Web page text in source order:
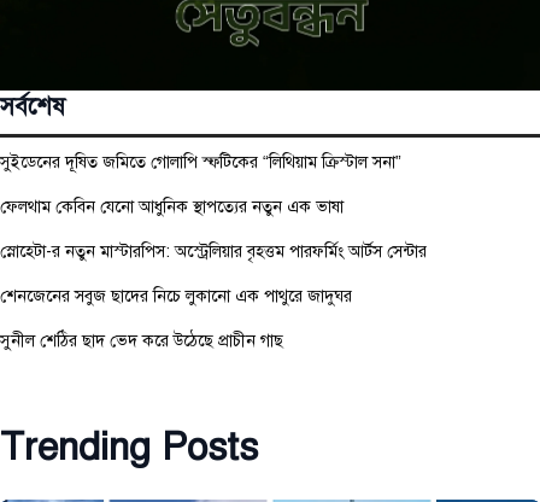
সর্বশেষ
সুইডেনের দূষিত জমিতে গোলাপি স্ফটিকের “লিথিয়াম ক্রিস্টাল সনা”
ফেলথাম কেবিন যেনো আধুনিক স্থাপত্যের নতুন এক ভাষা
স্নোহেটা-র নতুন মাস্টারপিস: অস্ট্রেলিয়ার বৃহত্তম পারফর্মিং আর্টস সেন্টার
শেনজেনের সবুজ ছাদের নিচে লুকানো এক পাথুরে জাদুঘর
সুনীল শেঠির ছাদ ভেদ করে উঠেছে প্রাচীন গাছ
Trending Posts